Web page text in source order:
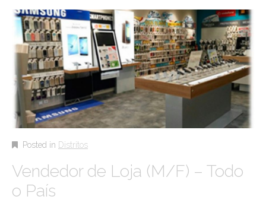
Posted in Distritos
Vendedor de Loja (M/F) – Todo
o País